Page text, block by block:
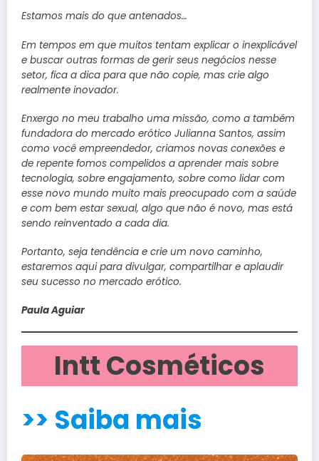
Estamos mais do que antenados…
Em tempos em que muitos tentam explicar o inexplicável
e buscar outras formas de gerir seus negócios nesse
setor, fica a dica para que não copie, mas crie algo
realmente inovador.
Enxergo no meu trabalho uma missão, como a também
fundadora do mercado erótico Julianna Santos, assim
como você empreendedor, criamos novas conexões e
de repente fomos compelidos a aprender mais sobre
tecnologia, sobre engajamento, sobre como lidar com
esse novo mundo muito mais preocupado com a saúde
e com bem estar sexual, algo que não é novo, mas está
sendo reinventado a cada dia.
Portanto, seja tendência e crie um novo caminho,
estaremos aqui para divulgar, compartilhar e aplaudir
seu sucesso no mercado erótico.
Paula Aguiar
Intt Cosméticos
>> Saiba mais